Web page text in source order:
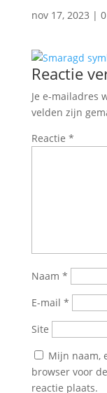
nov 17, 2023 |
Reactie
Je e-mailadres
velden zijn
Reactie *
Naam *
E-mail *
Site
Mijn naam,
browser voor
reactie plaats.